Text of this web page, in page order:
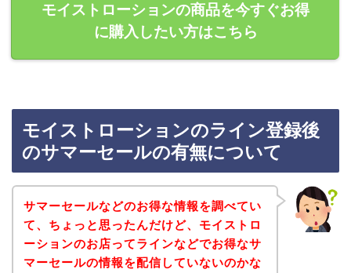
モイストローションの商品を今すぐお得
に購入したい方はこちら
モイストローションのライン登録後
のサマーセールの有無について
サマーセールなどのお得な情報を調べてい
て、ちょっと思ったんだけど、モイストロ
ーションのお店ってラインなどでお得なサ
マーセールの情報を配信していないのかな